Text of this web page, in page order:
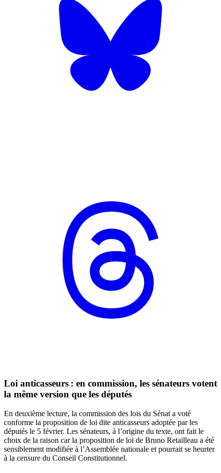
Loi anticasseurs : en commission, les sénateurs votent
la même version que les députés
En deuxième lecture, la commission des lois du Sénat a voté
conforme la proposition de loi dite anticasseurs adoptée par les
députés le 5 février. Les sénateurs, à l’origine du texte, ont fait le
choix de la raison car la proposition de loi de Bruno Retailleau a été
sensiblement modifiée à l’Assemblée nationale et pourrait se heurter
à la censure du Conseil Constitutionnel.